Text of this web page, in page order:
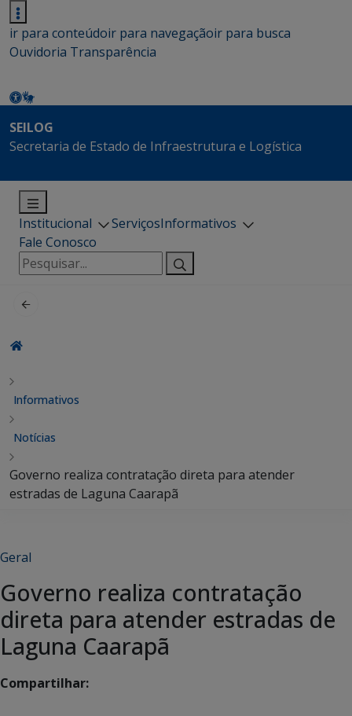
ir para conteúdoir para navegaçãoir para busca
Ouvidoria Transparência
SEILOG
Secretaria de Estado de Infraestrutura e Logística
Institucional ServiçosInformativos
Fale Conosco
Pesquisar
por:
Informativos
Notícias
Governo realiza contratação direta para atender
estradas de Laguna Caarapã
Geral
Governo realiza contratação
direta para atender estradas de
Laguna Caarapã
Compartilhar: